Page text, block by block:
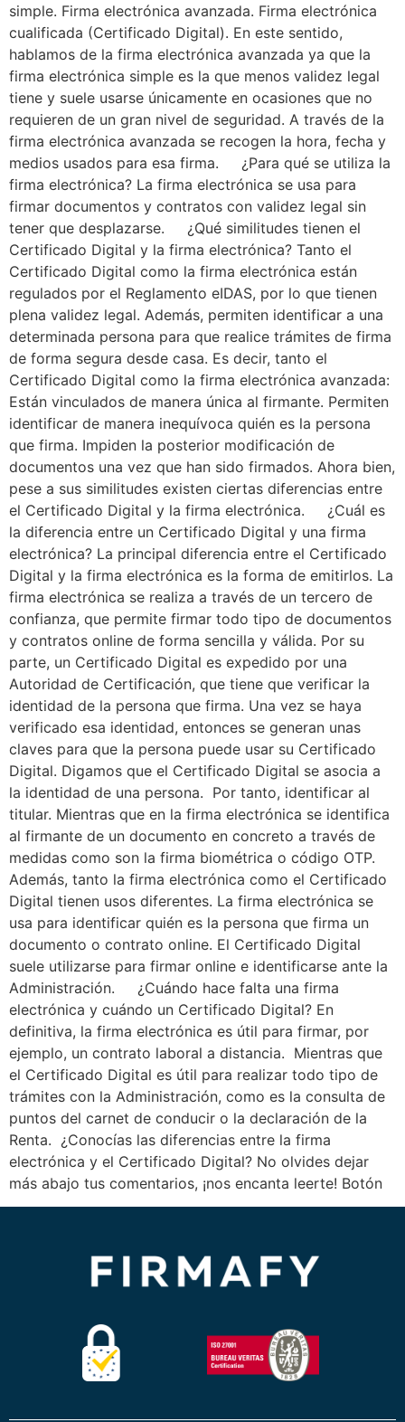
simple. Firma electrónica avanzada. Firma electrónica
cualificada (Certificado Digital). En este sentido,
hablamos de la firma electrónica avanzada ya que la
firma electrónica simple es la que menos validez legal
tiene y suele usarse únicamente en ocasiones que no
requieren de un gran nivel de seguridad. A través de la
firma electrónica avanzada se recogen la hora, fecha y
medios usados para esa firma. ¿Para qué se utiliza la
firma electrónica? La firma electrónica se usa para
firmar documentos y contratos con validez legal sin
tener que desplazarse. ¿Qué similitudes tienen el
Certificado Digital y la firma electrónica? Tanto el
Certificado Digital como la firma electrónica están
regulados por el Reglamento eIDAS, por lo que tienen
plena validez legal. Además, permiten identificar a una
determinada persona para que realice trámites de firma
de forma segura desde casa. Es decir, tanto el
Certificado Digital como la firma electrónica avanzada:
Están vinculados de manera única al firmante. Permiten
identificar de manera inequívoca quién es la persona
que firma. Impiden la posterior modificación de
documentos una vez que han sido firmados. Ahora bien,
pese a sus similitudes existen ciertas diferencias entre
el Certificado Digital y la firma electrónica. ¿Cuál es
la diferencia entre un Certificado Digital y una firma
electrónica? La principal diferencia entre el Certificado
Digital y la firma electrónica es la forma de emitirlos. La
firma electrónica se realiza a través de un tercero de
confianza, que permite firmar todo tipo de documentos
y contratos online de forma sencilla y válida. Por su
parte, un Certificado Digital es expedido por una
Autoridad de Certificación, que tiene que verificar la
identidad de la persona que firma. Una vez se haya
verificado esa identidad, entonces se generan unas
claves para que la persona puede usar su Certificado
Digital. Digamos que el Certificado Digital se asocia a
la identidad de una persona. Por tanto, identificar al
titular. Mientras que en la firma electrónica se identifica
al firmante de un documento en concreto a través de
medidas como son la firma biométrica o código OTP.
Además, tanto la firma electrónica como el Certificado
Digital tienen usos diferentes. La firma electrónica se
usa para identificar quién es la persona que firma un
documento o contrato online. El Certificado Digital
suele utilizarse para firmar online e identificarse ante la
Administración. ¿Cuándo hace falta una firma
electrónica y cuándo un Certificado Digital? En
definitiva, la firma electrónica es útil para firmar, por
ejemplo, un contrato laboral a distancia. Mientras que
el Certificado Digital es útil para realizar todo tipo de
trámites con la Administración, como es la consulta de
puntos del carnet de conducir o la declaración de la
Renta. ¿Conocías las diferencias entre la firma
electrónica y el Certificado Digital? No olvides dejar
más abajo tus comentarios, ¡nos encanta leerte! Botón